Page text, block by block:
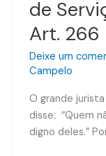
de
Art. 266
Deixe um
Campelo
O grande
disse: “Quem
digno deles.”